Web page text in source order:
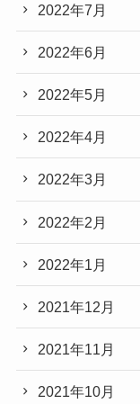
2022年7月
2022年6月
2022年5月
2022年4月
2022年3月
2022年2月
2022年1月
2021年12月
2021年11月
2021年10月